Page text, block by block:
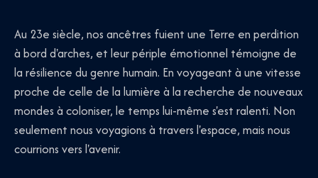
Au 23e siècle, nos ancêtres fuient une Terre en perdition
à bord d'arches, et leur périple émotionnel témoigne de
la résilience du genre humain. En voyageant à une vitesse
proche de celle de la lumière à la recherche de nouveaux
mondes à coloniser, le temps lui-même s'est ralenti. Non
seulement nous voyagions à travers l'espace, mais nous
courrions vers l'avenir.